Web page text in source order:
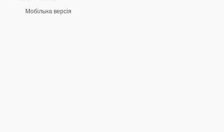
Мобільна версія